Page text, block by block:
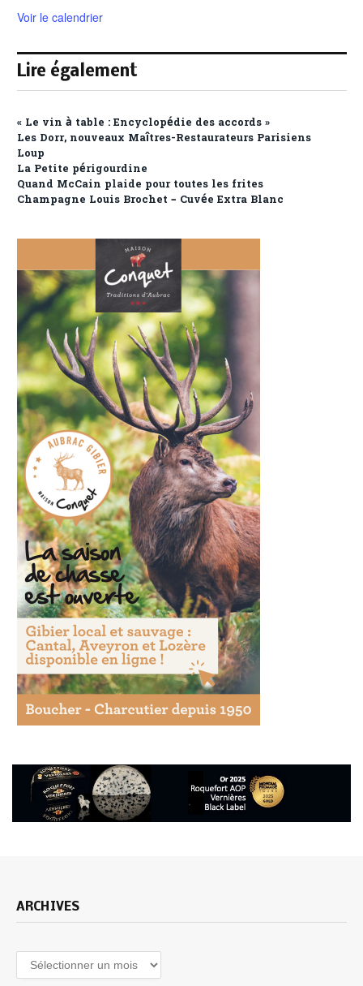
Voir le calendrier
Lire également
« Le vin à table : Encyclopédie des accords »
Les Dorr, nouveaux Maîtres-Restaurateurs Parisiens
Loup
La Petite périgourdine
Quand McCain plaide pour toutes les frites
Champagne Louis Brochet – Cuvée Extra Blanc
ARCHIVES
Archives